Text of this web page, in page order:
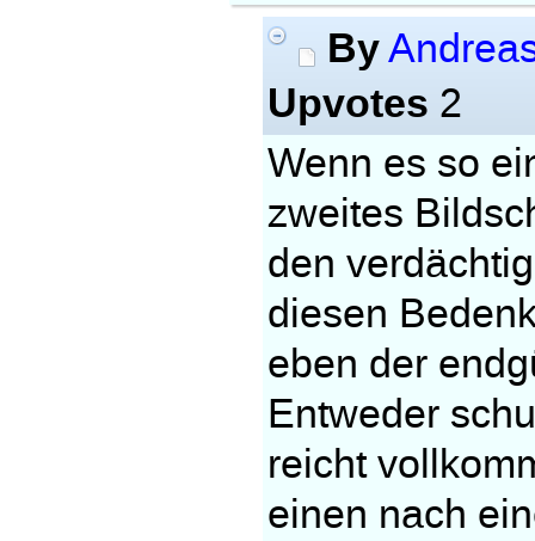
By
Upvotes 2
Wenn es so
zweites
den
diesen
eben der
Entweder
reicht
einen nach